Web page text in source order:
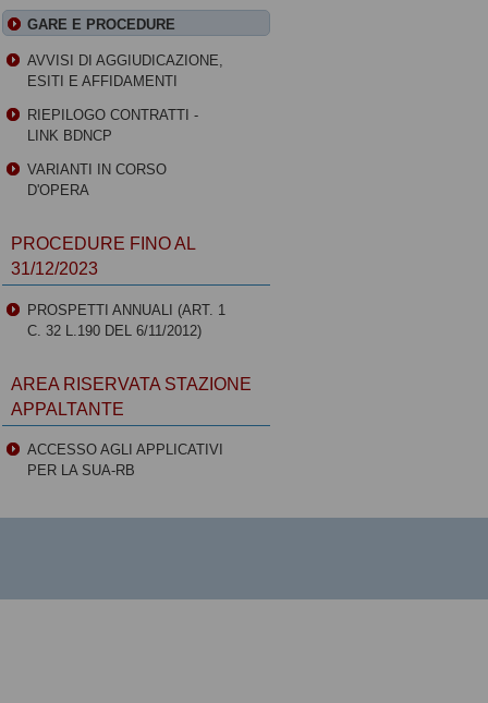
GARE E PROCEDURE
AVVISI DI AGGIUDICAZIONE,
ESITI E AFFIDAMENTI
RIEPILOGO CONTRATTI -
LINK BDNCP
VARIANTI IN CORSO
D'OPERA
PROCEDURE FINO AL
31/12/2023
PROSPETTI ANNUALI (ART. 1
C. 32 L.190 DEL 6/11/2012)
AREA RISERVATA STAZIONE
APPALTANTE
ACCESSO AGLI APPLICATIVI
PER LA SUA-RB